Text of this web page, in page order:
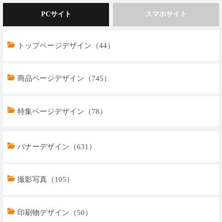
PCサイト
トップページデザイン（44）
商品ページデザイン（745）
特集ページデザイン（78）
スマホサイト
トップページデザイン（32）
商品ページデザイン（769）
特集ページデザイン（59）
バナーデザイン（631）
撮影写真（105）
印刷物デザイン（50）